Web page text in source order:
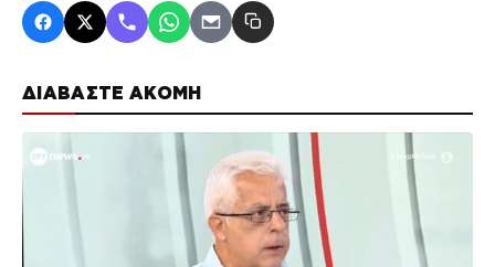
ΔΙΑΒΑΣΤΕ ΑΚΟΜΗ